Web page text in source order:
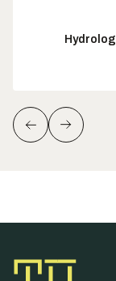
Hydrolog